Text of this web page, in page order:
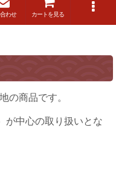
わせ カートを見る
の商品です。
が中心の取り扱いとな